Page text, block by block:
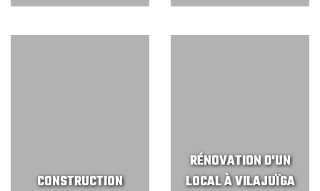
CONSTRUCTION
RÉNOVATION D'UN
LOCAL À VILAJUÏGA